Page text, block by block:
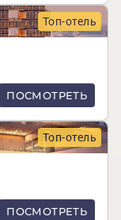
Топ-отель
ПОСМОТРЕТЬ
Топ-отель
ПОСМОТРЕТЬ